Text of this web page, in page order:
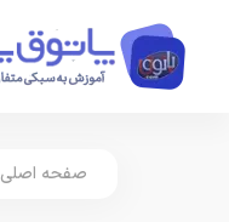
صفحه اصلی